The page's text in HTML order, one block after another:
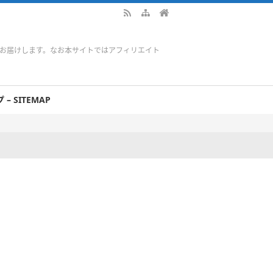
届けします。なお本サイトではアフィリエイト
– SITEMAP